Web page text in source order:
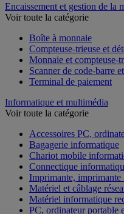
Encaissement et gestion de la
Boîte à monnaie
Compteuse-trieuse et
Monnaie et compteuse-
Scanner de code-barre et
Informatique et multimédia
Accessoires PC,
Bagagerie informatique
Chariot mobile
Connectique
Imprimante, imprimante
Matériel et câblage
Matériel informatique